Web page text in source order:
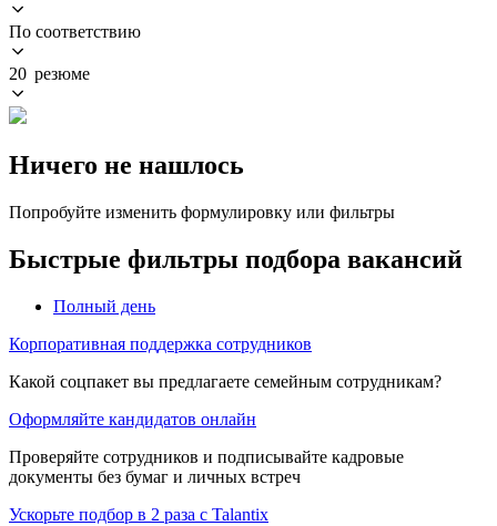
По соответствию
20 резюме
Ничего не нашлось
Попробуйте изменить формулировку или фильтры
Быстрые фильтры подбора вакансий
Полный день
Корпоративная поддержка сотрудников
Какой соцпакет вы предлагаете семейным сотрудникам?
Оформляйте кандидатов онлайн
Проверяйте сотрудников и подписывайте кадровые
документы без бумаг и личных встреч
Ускорьте подбор в 2 раза с Talantix